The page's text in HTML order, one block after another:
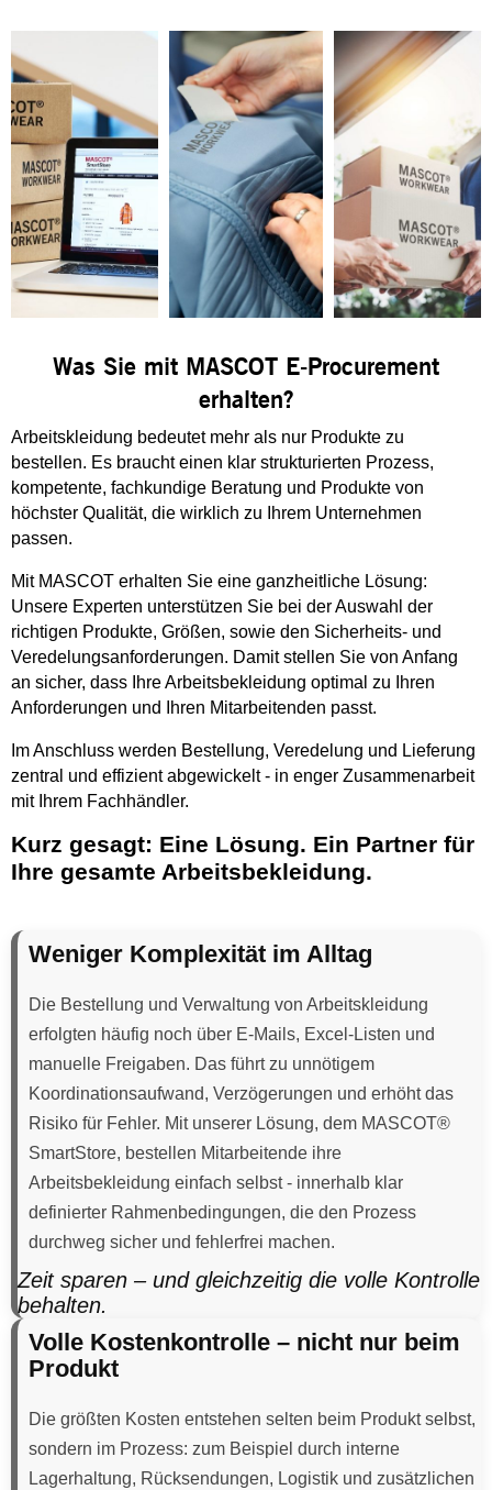
Was Sie mit MASCOT E-Procurement
erhalten?
Arbeitskleidung bedeutet mehr als nur Produkte zu
bestellen. Es braucht einen klar strukturierten Prozess,
kompetente, fachkundige Beratung und Produkte von
höchster Qualität, die wirklich zu Ihrem Unternehmen
passen.
Mit MASCOT erhalten Sie eine ganzheitliche Lösung:
Unsere Experten unterstützen Sie bei der Auswahl der
richtigen Produkte, Größen, sowie den Sicherheits- und
Veredelungsanforderungen. Damit stellen Sie von Anfang
an sicher, dass Ihre Arbeitsbekleidung optimal zu Ihren
Anforderungen und Ihren Mitarbeitenden passt.
Im Anschluss werden Bestellung, Veredelung und Lieferung
zentral und effizient abgewickelt - in enger Zusammenarbeit
mit Ihrem Fachhändler.
Kurz gesagt: Eine Lösung. Ein Partner für
Ihre gesamte Arbeitsbekleidung.
Weniger Komplexität im Alltag
Die Bestellung und Verwaltung von Arbeitskleidung
erfolgten häufig noch über E-Mails, Excel-Listen und
manuelle Freigaben. Das führt zu unnötigem
Koordinationsaufwand, Verzögerungen und erhöht das
Risiko für Fehler. Mit unserer Lösung, dem MASCOT®
SmartStore, bestellen Mitarbeitende ihre
Arbeitsbekleidung einfach selbst - innerhalb klar
definierter Rahmenbedingungen, die den Prozess
durchweg sicher und fehlerfrei machen.
Zeit sparen – und gleichzeitig die volle Kontrolle
behalten.
Volle Kostenkontrolle – nicht nur beim
Produkt
Die größten Kosten entstehen selten beim Produkt selbst,
sondern im Prozess: zum Beispiel durch interne
Lagerhaltung, Rücksendungen, Logistik und zusätzlichen